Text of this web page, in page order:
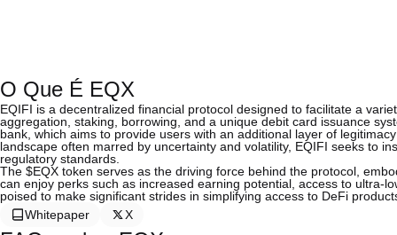
O Que É EQX
EQIFI is a decentralized financial protocol designed to facilitate a
aggregation, staking, borrowing, and a unique debit card issuance
bank, which aims to provide users with an additional layer of
landscape often marred by uncertainty and volatility, EQIFI seeks to
regulatory standards.
The $EQX token serves as the driving force behind the protocol,
can enjoy perks such as increased earning potential, access to ultra-
poised to make significant strides in simplifying access to DeFi
Whitepaper
X